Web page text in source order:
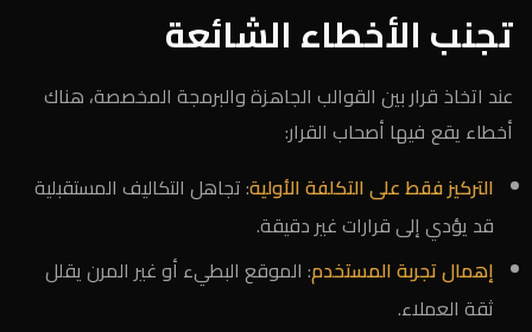
تجنب الأخطاء الشائعة
عند اتخاذ قرار بين القوالب الجاهزة والبرمجة المخصصة، هناك
أخطاء يقع فيها أصحاب القرار:
التركيز فقط على التكلفة الأولية: تجاهل التكاليف المستقبلية
قد يؤدي إلى قرارات غير دقيقة.
إهمال تجربة المستخدم: الموقع البطيء أو غير المرن يقلل
ثقة العملاء.